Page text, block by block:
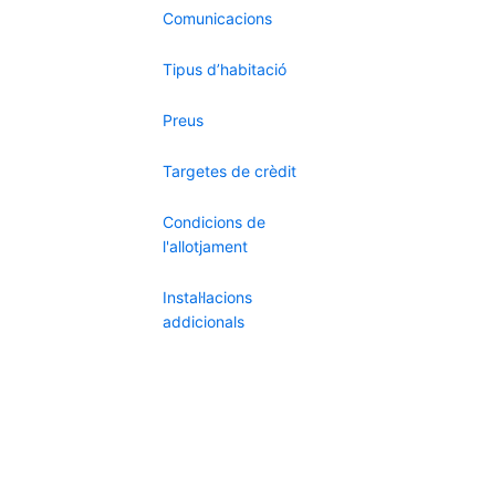
Comunicacions
Tipus d’habitació
Preus
Targetes de crèdit
Condicions de
l'allotjament
Instal·lacions
addicionals